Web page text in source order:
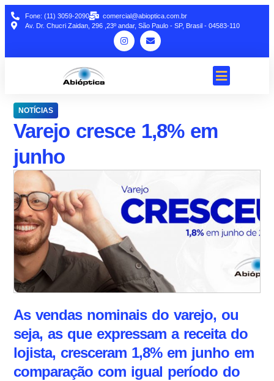
Fone: (11) 3059-2090
comercial@abioptica.com.br
Av. Dr. Chucri Zaidan, 296 ,23º andar, São Paulo - SP, Brasil - 04583-110
NOTÍCIAS
Varejo cresce 1,8% em
junho
As vendas nominais do varejo, ou
seja, as que expressam a receita do
lojista, cresceram 1,8% em junho em
comparação com igual período do